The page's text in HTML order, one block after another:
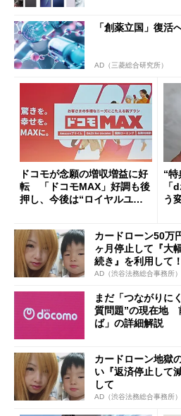
「創薬立国」復活
AD（三菱総合研究所）
ドコモが念願の増収増益に好
転 「ドコモMAX」好調も後
押し、今後は“ロイヤルユー
“特
「
う
カードローン50万
ヶ月停止して『大
続き』を利用して！
AD（渋谷法務総合事務所）
まだ「つながりに
質問題”の現在地
ば」の詳細解説
カードローン地獄
い『返済停止して
して
AD（渋谷法務総合事務所）